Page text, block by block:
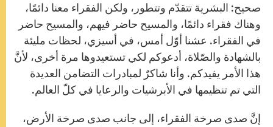
صحيح: البشرية تتقدّم وتتطور، ولكن الفقراء معنا دائمًا،
وهناك فقراء دائمًا، والمسيح حاضر فيهم، والمسيح حاضر
في الفقراء. عشنا أوّل أمس، في أسيزي، لحظات مليئة
بالشهادة والصّلاة، أدعوكم لكي تستعيدوها مرة أخرى، لأنَّ
هذا الأمر يفيدكم. وأنا شاكرٌ لمبادرات التضامن العديدة
التي تم تنظيمها في الأبرشيات والرعايا في كلّ العالم.
إنَّ صدى صرخة الفقراء، إلى جانب صدى صرخة الأرض،